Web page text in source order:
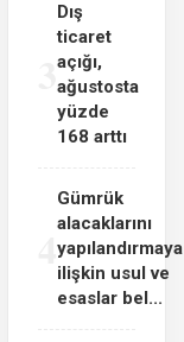
3
Dış
ticaret
açığı,
ağustosta
yüzde
168 arttı
4
Gümrük
alacaklarını
yapılandırmaya
ilişkin usul ve
esaslar bel...